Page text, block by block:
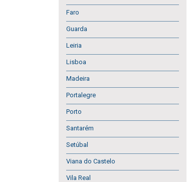
Faro
Guarda
Leiria
Lisboa
Madeira
Portalegre
Porto
Santarém
Setúbal
Viana do Castelo
Vila Real